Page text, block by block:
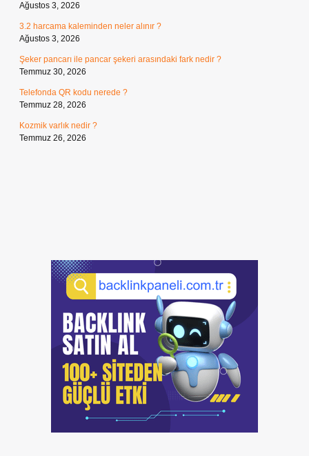
Ağustos 3, 2026
3.2 harcama kaleminden neler alınır ?
Ağustos 3, 2026
Şeker pancarı ile pancar şekeri arasındaki fark nedir ?
Temmuz 30, 2026
Telefonda QR kodu nerede ?
Temmuz 28, 2026
Kozmik varlık nedir ?
Temmuz 26, 2026